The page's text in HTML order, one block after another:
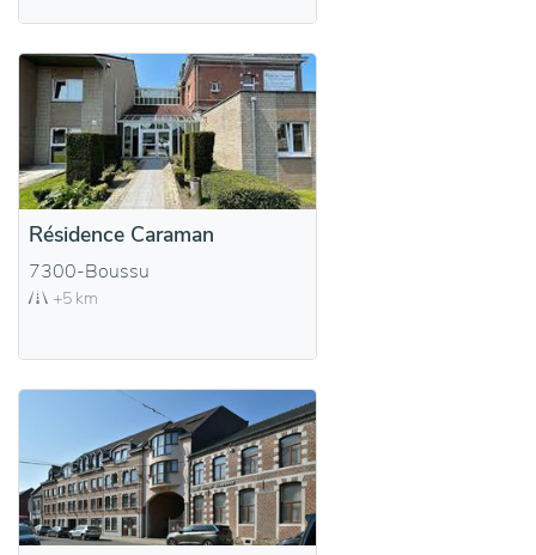
Résidence Caraman
7300-Boussu
+5 km